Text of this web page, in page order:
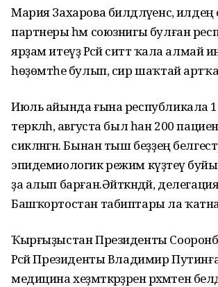
Мария Захарова билдәләүенсә,
партнеры һәм союзнигы булған
ярҙам итеүҙә Рәсәй ситтә ҡала алмай
һөҙөмтәһе булып, сир шаҡтай
Июль айында ғына республикала
теркәлһә, августа был һан 200
сикләнгән. Бынан тыш беҙҙең
эпидемиологик режим күҙәтеү
ҙа алып барған.Әйткәндәй,
Башҡортостан табиптары ла
Ҡырғыҙыстан Президенты
Рәсәй Президенты Владимир
медицина хеҙмәткәрҙәренә рәхмәтен